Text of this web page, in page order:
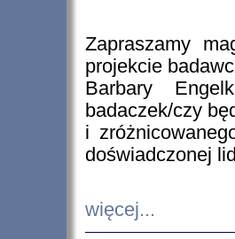
Zapraszamy
projekcie
Barbary
badaczek/czy
i
doświadczonej
więcej...